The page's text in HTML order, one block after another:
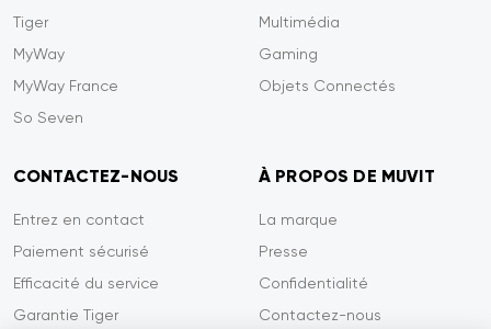
Tiger
MyWay
MyWay France
So Seven
Multimédia
Gaming
Objets Connectés
CONTACTEZ-NOUS
Entrez en contact
Paiement sécurisé
Efficacité du service
Garantie Tiger
À PROPOS DE MUVIT
La marque
Presse
Confidentialité
Contactez-nous